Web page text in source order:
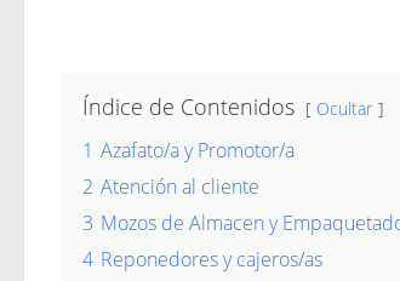
Índice de Contenidos Ocultar
1 Azafato/a y Promotor/a
2 Atención al cliente
3 Mozos de Almacen y
4 Reponedores y cajeros/as